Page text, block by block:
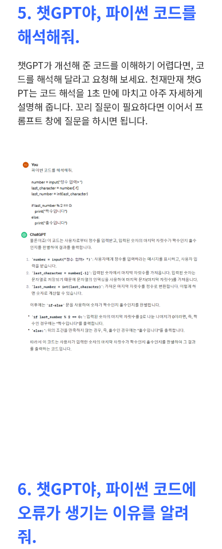
5. 챗GPT야, 파이썬 코드를
해석해줘.
챗GPT가 개선해 준 코드를 이해하기 어렵다면, 코
드를 해석해 달라고 요청해 보세요. 천재만재 챗G
PT는 코드 해석을 1초 만에 마치고 아주 자세하게
설명해 줍니다. 꼬리 질문이 필요하다면 이어서 프
롬프트 창에 질문을 하시면 됩니다.
6. 챗GPT야, 파이썬 코드에
오류가 생기는 이유를 알려
줘.